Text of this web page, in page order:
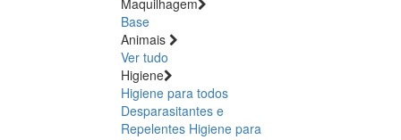
Base
Animais
Ver tudo
Higiene
Higiene para todos
Desparasitantes e
Repelentes Higiene para